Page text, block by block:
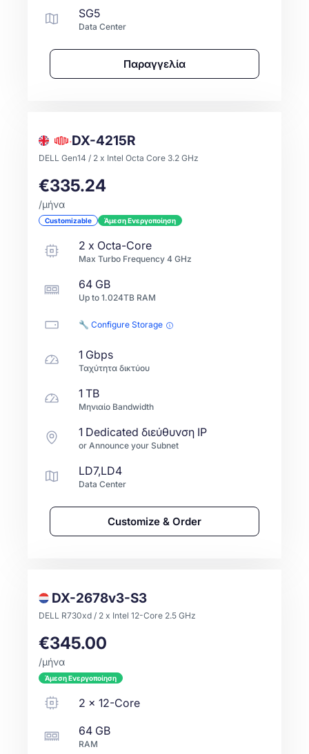
SG5
Data Center
Παραγγελία
DX-4215R
DELL Gen14 / 2 x Intel Octa Core 3.2 GHz
€335.24
/μήνα
Customizable Άμεση Ενεργοποίηση
2 x Octa-Core
Max Turbo Frequency4 GHz
64 GB
Up to 1.024TB RAM
🔧 Configure Storage
1 Gbps
Ταχύτητα δικτύου
1 TB
Μηνιαίο Bandwidth
1 Dedicated διεύθυνση IP
or Announce your Subnet
LD7,LD4
Data Center
Customize & Order
DX-2678v3-S3
DELL R730xd / 2 x Intel 12-Core 2.5 GHz
€345.00
/μήνα
Άμεση Ενεργοποίηση
2 x 12-Core
64 GB
RAM